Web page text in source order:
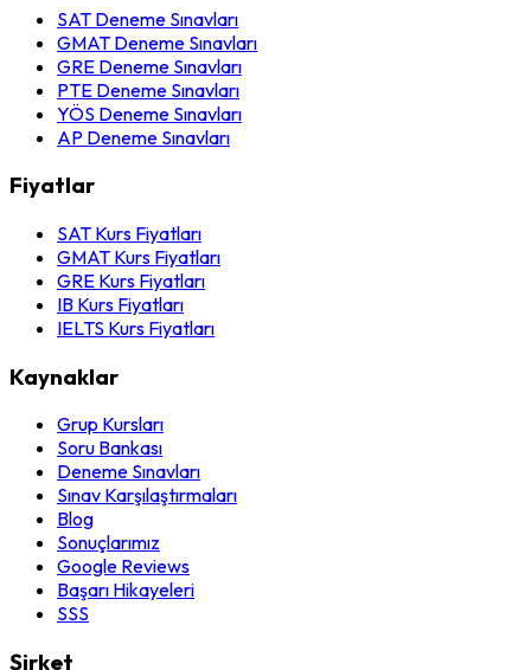
SAT Deneme Sınavları
GMAT Deneme Sınavları
GRE Deneme Sınavları
PTE Deneme Sınavları
YÖS Deneme Sınavları
AP Deneme Sınavları
Fiyatlar
SAT Kurs Fiyatları
GMAT Kurs Fiyatları
GRE Kurs Fiyatları
IB Kurs Fiyatları
IELTS Kurs Fiyatları
Kaynaklar
Grup Kursları
Soru Bankası
Deneme Sınavları
Sınav Karşılaştırmaları
Blog
Sonuçlarımız
Google Reviews
Başarı Hikayeleri
SSS
Şirket